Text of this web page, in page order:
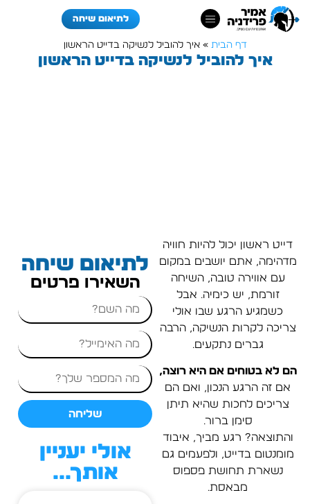
לתיאום שיחה
דף הבית »איך להוביל לנשיקה בדייט הראשון
איך להוביל לנשיקה בדייט הראשון
דייט ראשון יכול להיות חוויה
מדהימה, אתם יושבים במקום
עם אווירה טובה, השיחה
זורמת, יש כימיה… אבל
כשמגיע הרגע שבו אולי
צריכה לקרות הנשיקה, הרבה
גברים נתקעים.
הם לא בטוחים אם היא רוצה,
אם זה הרגע הנכון, ואם הם
צריכים לחכות שהיא תיתן
סימן ברור.
והתוצאה? רגע מביך, איבוד
מומנטום בדייט, ולפעמים גם
נשארת תחושת פספוס
מבאסת.
לתיאום שיחה
השאירו פרטים
שליחה
אולי יעניין
אותך...